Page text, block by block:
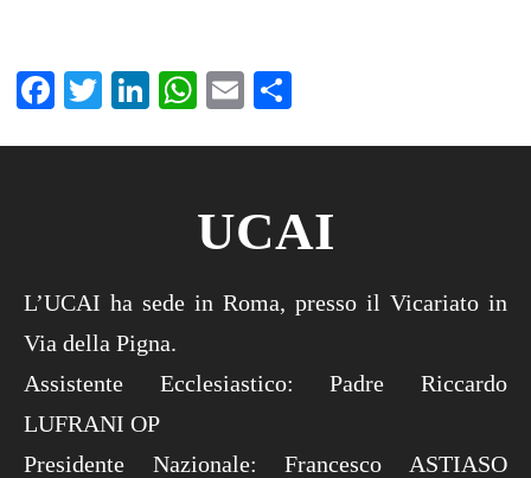
Facebook
TwitterLinkedIn
WhatsApp
Email
UCAI
L’UCAI ha sede in Roma, presso il Vicariato in
Via della Pigna.
Assistente Ecclesiastico: Padre Riccardo
LUFRANI OP
Presidente Nazionale: Francesco ASTIASO